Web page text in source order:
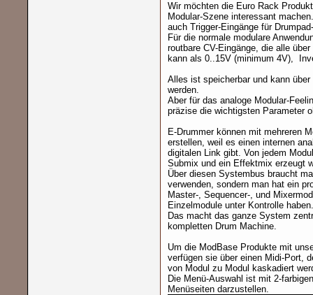
Wir möchten die Euro Rack
Modular-Szene interessant
auch Trigger-Eingänge für
Für die normale modulare
routbare CV-Eingänge, die alle
kann als 0..15V (minimum 4V),
Alles ist speicherbar und kann
werden.
Aber für das analoge Modular-
präzise die wichtigsten Parameter
E-Drummer können mit mehreren
erstellen, weil es einen internen
digitalen Link gibt. Von jedem
Submix und ein Effektmix erzeugt
Über diesen Systembus braucht
verwenden, sondern man hat ein
Master-, Sequencer-, und
Einzelmodule unter Kontrolle haben.
Das macht das ganze System
kompletten Drum Machine.
Um die ModBase Produkte mit
verfügen sie über einen Midi-Port,
von Modul zu Modul kaskadiert
Die Menü-Auswahl ist mit 2-
Menüseiten darzustellen.